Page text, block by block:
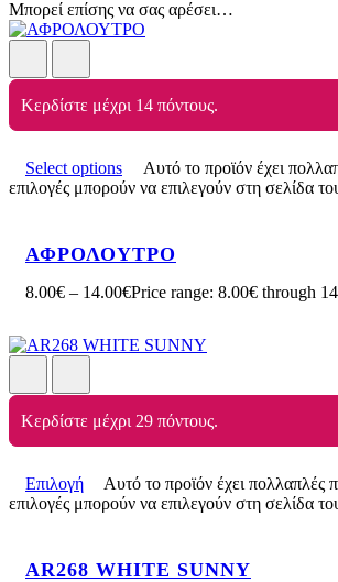
Μπορεί επίσης να σας αρέσει…
Κερδίστε μέχρι 14 πόντους.
Select options
Αυτό το προϊόν έχει
επιλογές μπορούν να επιλεγούν στη σελίδα
ΑΦΡΟΛΟΥΤΡΟ
8.00€ – 14.00€Price range: 8.00€ through
Κερδίστε μέχρι 29 πόντους.
Επιλογή
Αυτό το προϊόν έχει πολλαπλές
επιλογές μπορούν να επιλεγούν στη σελίδα
AR268 WHITE SUNNY